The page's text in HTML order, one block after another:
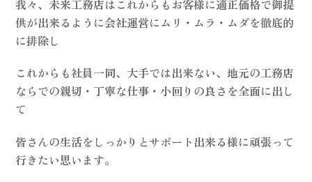
我々、未来工務店はこれからもお客様に適正価格で御提
供が出来るように会社運営にムリ・ムラ・ムダを徹底的
に排除し
これからも社員一同、大手では出来ない、地元の工務店
ならでの親切・丁寧な仕事・小回りの良さを全面に出し
て
皆さんの生活をしっかりとサポート出来る様に頑張って
行きたい思います。